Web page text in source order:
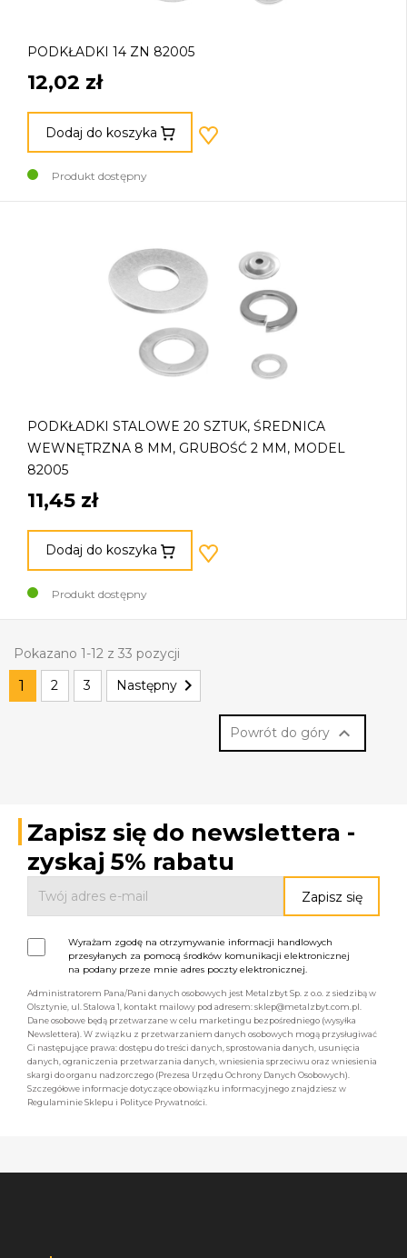
PODKŁADKI 14 ZN 82005
12,02 zł
Dodaj do koszyka
Produkt dostępny
PODKŁADKI STALOWE 20 SZTUK, ŚREDNICA
WEWNĘTRZNA 8 MM, GRUBOŚĆ 2 MM, MODEL
82005
11,45 zł
Dodaj do koszyka
Produkt dostępny
Pokazano 1-12 z 33 pozycji
1 2 3 Następny 
Powrót do góry 
Zapisz się do newslettera -
zyskaj 5% rabatu
Wyrażam zgodę na otrzymywanie informacji handlowych
przesyłanych za pomocą środków komunikacji elektronicznej
na podany przeze mnie adres poczty elektronicznej.
Administratorem Pana/Pani danych osobowych jest Metalzbyt Sp. z o.o. z siedzibą w
Olsztynie, ul. Stalowa 1, kontakt mailowy pod adresem: sklep@metalzbyt.com.pl.
Dane osobowe będą przetwarzane w celu marketingu bezpośredniego (wysyłka
Newslettera). W związku z przetwarzaniem danych osobowych mogą przysługiwać
Ci następujące prawa: dostępu do treści danych, sprostowania danych, usunięcia
danych, ograniczenia przetwarzania danych, wniesienia sprzeciwu oraz wniesienia
skargi do organu nadzorczego (Prezesa Urzędu Ochrony Danych Osobowych).
Szczegółowe informacje dotyczące obowiązku informacyjnego znajdziesz w
Regulaminie Sklepu i Polityce Prywatności.